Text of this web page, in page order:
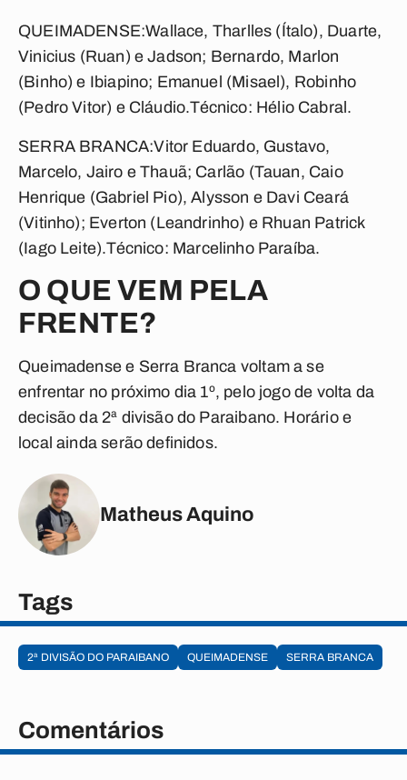
QUEIMADENSE:Wallace, Tharlles (Ítalo), Duarte,
Vinicius (Ruan) e Jadson; Bernardo, Marlon
(Binho) e Ibiapino; Emanuel (Misael), Robinho
(Pedro Vitor) e Cláudio.Técnico: Hélio Cabral.
SERRA BRANCA:Vitor Eduardo, Gustavo,
Marcelo, Jairo e Thauã; Carlão (Tauan, Caio
Henrique (Gabriel Pio), Alysson e Davi Ceará
(Vitinho); Everton (Leandrinho) e Rhuan Patrick
(Iago Leite).Técnico: Marcelinho Paraíba.
O QUE VEM PELA
FRENTE?
Queimadense e Serra Branca voltam a se
enfrentar no próximo dia 1º, pelo jogo de volta da
decisão da 2ª divisão do Paraibano. Horário e
local ainda serão definidos.
Matheus Aquino
Tags
2ª DIVISÃO DO PARAIBANO QUEIMADENSE SERRA BRANCA
Comentários